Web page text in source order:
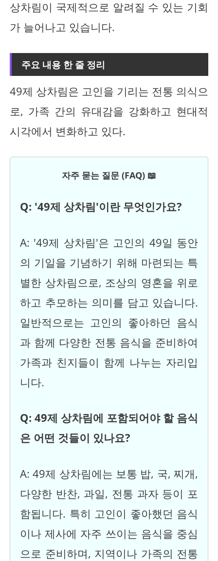
상차림이 국제적으로 알려질 수 있는 기회
가 늘어나고 있습니다.
주요 내용 한 줄 정리
49제 상차림은 고인을 기리는 전통 의식으
로, 가족 간의 유대감을 강화하고 현대적
시각에서 변화하고 있다.
자주 묻는 질문 (FAQ) 📖
Q: '49제 상차림'이란 무엇인가요?
A: '49제 상차림'은 고인의 49일 동안
의 기일을 기념하기 위해 마련되는 특
별한 상차림으로, 조상의 영혼을 위로
하고 추모하는 의미를 담고 있습니다.
일반적으로는 고인의 좋아하던 음식
과 함께 다양한 전통 음식을 준비하여
가족과 친지들이 함께 나누는 자리입
니다.
Q: 49제 상차림에 포함되어야 할 음식
은 어떤 것들이 있나요?
A: 49제 상차림에는 보통 밥, 국, 찌개,
다양한 반찬, 과일, 전통 과자 등이 포
함됩니다. 특히 고인이 좋아했던 음식
이나 제사에 자주 쓰이는 음식을 중심
으로 준비하며, 지역이나 가족의 전통